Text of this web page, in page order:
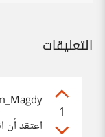
التعليقات
1
اعتقد أن